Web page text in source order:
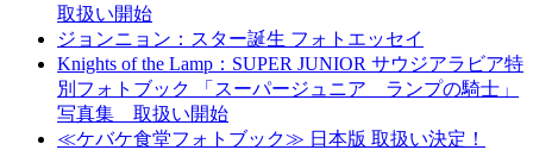
取扱い開始
ジョンニョン：スター誕生 フォトエッセイ
Knights of the Lamp：SUPER JUNIOR サウジアラビア特
別フォトブック 「スーパージュニア ランプの騎士」
写真集 取扱い開始
≪ケバケ食堂フォトブック≫ 日本版 取扱い決定！